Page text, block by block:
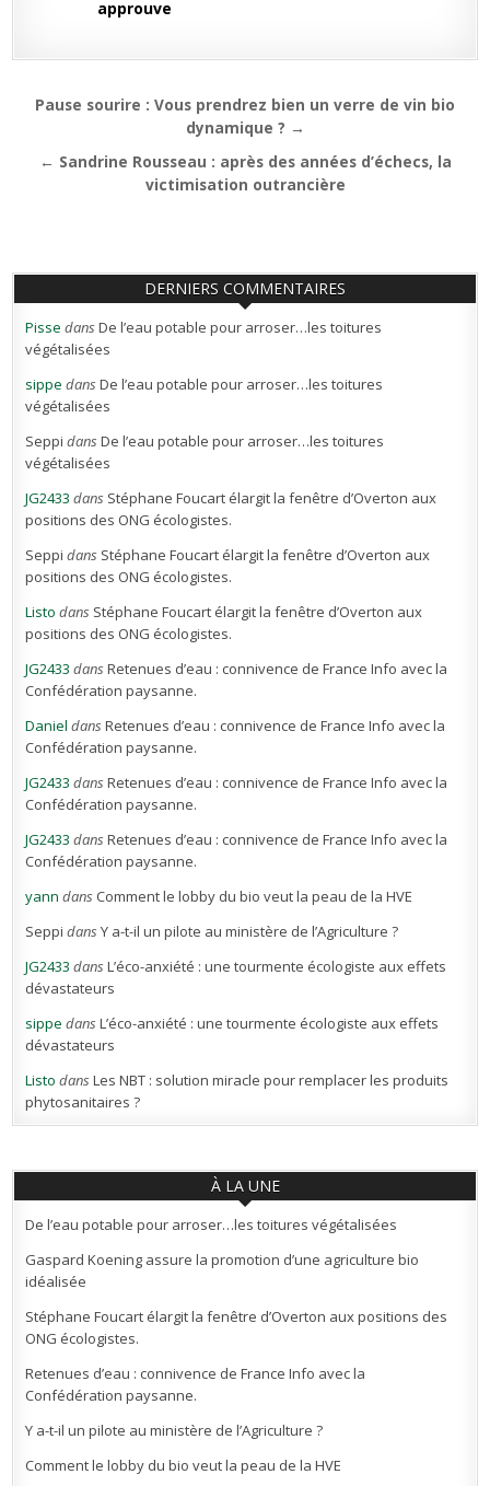
approuve
Navigation
l’article
Pause sourire : Vous prendrez bien un verre de vin bio
dynamique ? →
← Sandrine Rousseau : après des années d’échecs, la
victimisation outrancière
DERNIERS COMMENTAIRES
Pisse dansDe l’eau potable pour arroser…les toitures
végétalisées
sippe dansDe l’eau potable pour arroser…les toitures
végétalisées
Seppi dansDe l’eau potable pour arroser…les toitures
végétalisées
JG2433 dans Stéphane Foucart élargit la fenêtre d’Overton aux
positions des ONG écologistes.
Seppi dans Stéphane Foucart élargit la fenêtre d’Overton aux
positions des ONG écologistes.
Listo dans Stéphane Foucart élargit la fenêtre d’Overton aux
positions des ONG écologistes.
JG2433 dansRetenues d’eau : connivence de France Info avec la
Confédération paysanne.
Daniel dansRetenues d’eau : connivence de France Info avec la
Confédération paysanne.
JG2433 dansRetenues d’eau : connivence de France Info avec la
Confédération paysanne.
JG2433 dansRetenues d’eau : connivence de France Info avec la
Confédération paysanne.
yann dans Comment le lobby du bio veut la peau de la HVE
Seppi dansY a-t-il un pilote au ministère de l’Agriculture ?
JG2433 dansL’éco-anxiété : une tourmente écologiste aux effets
dévastateurs
sippe dansL’éco-anxiété : une tourmente écologiste aux effets
dévastateurs
Listo dansLes NBT : solution miracle pour remplacer les produits
phytosanitaires ?
À LA UNE
De l’eau potable pour arroser…les toitures végétalisées
Gaspard Koening assure la promotion d’une agriculture bio
idéalisée
Stéphane Foucart élargit la fenêtre d’Overton aux positions des
ONG écologistes.
Retenues d’eau : connivence de France Info avec la
Confédération paysanne.
Y a-t-il un pilote au ministère de l’Agriculture ?
Comment le lobby du bio veut la peau de la HVE